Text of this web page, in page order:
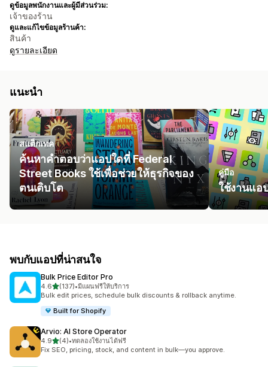
ดูข้อมูลพนักงานและผู้มีส่วนร่วม:
เจ้าของร้าน
ดูและแก้ไขข้อมูลร้านค้า:
สินค้า
ดูรายละเอียด
แนะนำ
สแต็กเทค
ค้นหาคำตอบว่าแอปใดที่ Federal
Street Books ใช้เพื่อช่วยให้ธุรกิจของ
ตนเติบโต
คู่มือ
ใช้งานแอ
พบกับแอปที่น่าสนใจ
Bulk Price Editor Pro
4.6เต็ม 5 ดาว
(137)
ทั้งหมด 137 รีวิว
•มีแผนฟรีให้บริการ
Bulk edit prices, schedule bulk discounts & rollback anytime.
Built for Shopify
Arvio: AI Store Operator
4.9เต็ม 5 ดาว
(4)
ทั้งหมด 4 รีวิว
•ทดลองใช้งานได้ฟรี
Fix SEO, pricing, stock, and content in bulk—you approve.